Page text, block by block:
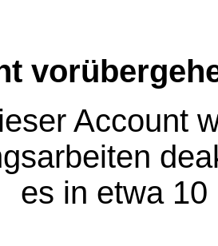
Account
es in etwa